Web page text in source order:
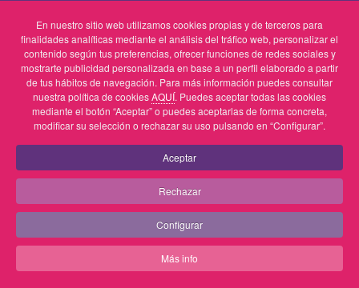
En nuestro sitio web utilizamos cookies propias y de terceros para
finalidades analíticas mediante el análisis del tráfico web, personalizar el
contenido según tus preferencias, ofrecer funciones de redes sociales y
mostrarte publicidad personalizada en base a un perfil elaborado a partir
de tus hábitos de navegación. Para más información puedes consultar
nuestra política de cookiesAQUÍ. Puedes aceptar todas las cookies
mediante el botón “Aceptar” o puedes aceptarlas de forma concreta,
modificar su selección o rechazar su uso pulsando en “Configurar”.
Aceptar
Rechazar
Configurar
Más info
Aviso legal
Política de privacidad
Política de cookies
Linkedin
Instagram
Copyright © 2025 Cris Moltó Psicóloga colegiada M-
36972. Consultas enMadridyLas Rozas. Todos los
derechos reservados.